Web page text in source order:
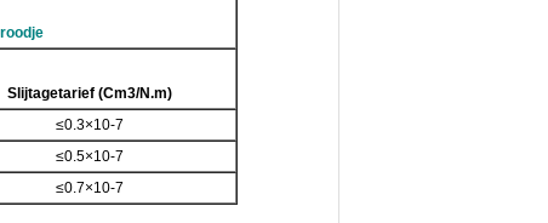
Slijtagetarief (Cm3/N.m)
≤0.3×10-7
≤0.5×10-7
≤0.7×10-7